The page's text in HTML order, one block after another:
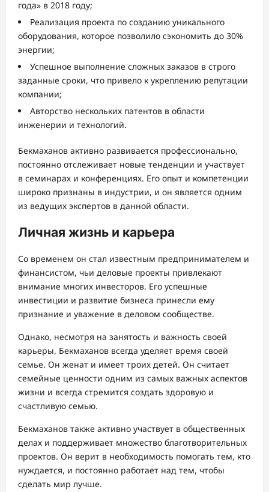
года» в 2018 году;
Реализация проекта по созданию уникального
оборудования, которое позволило сэкономить до 30%
энергии;
Успешное выполнение сложных заказов в строго
заданные сроки, что привело к укреплению репутации
компании;
Авторство нескольких патентов в области
инженерии и технологий.
Бекмаханов активно развивается профессионально,
постоянно отслеживает новые тенденции и участвует
в семинарах и конференциях. Его опыт и компетенции
широко признаны в индустрии, и он является одним
из ведущих экспертов в данной области.
Личная жизнь и карьера
Со временем он стал известным предпринимателем и
финансистом, чьи деловые проекты привлекают
внимание многих инвесторов. Его успешные
инвестиции и развитие бизнеса принесли ему
признание и уважение в деловом сообществе.
Однако, несмотря на занятость и важность своей
карьеры, Бекмаханов всегда уделяет время своей
семье. Он женат и имеет троих детей. Он считает
семейные ценности одним из самых важных аспектов
жизни и всегда стремится создать здоровую и
счастливую семью.
Бекмаханов также активно участвует в общественных
делах и поддерживает множество благотворительных
проектов. Он верит в необходимость помогать тем, кто
нуждается, и постоянно работает над тем, чтобы
сделать мир лучше.